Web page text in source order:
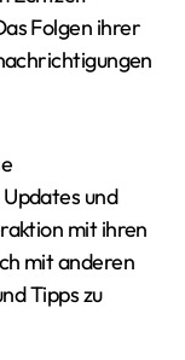
Folgen ihrer
und
mit ihren
mit anderen
Tipps zu